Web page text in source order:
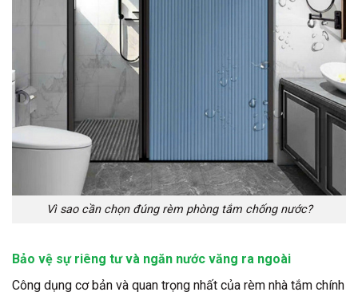
Vì sao cần chọn đúng rèm phòng tắm chống nước?
Bảo vệ sự riêng tư và ngăn nước văng ra ngoài
Công dụng cơ bản và quan trọng nhất của rèm nhà tắm chính